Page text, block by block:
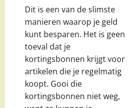
Dit is een van de slimste
manieren waarop je geld
kunt besparen. Het is geen
toeval dat je
kortingsbonnen krijgt voor
artikelen die je regelmatig
koopt. Gooi die
kortingsbonnen niet weg,